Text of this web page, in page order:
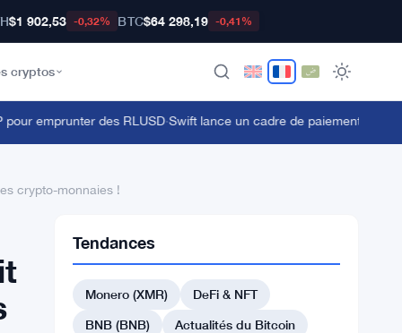
$1 902,53 -0,32% BTC$64 298,19 -0,41%
cryptos
emprunter des RLUSD·Swift lance un cadre de paiement
crypto-monnaies !
Tendances
Monero (XMR)
DeFi & NFT
BNB (BNB)
Actualités du Bitcoin